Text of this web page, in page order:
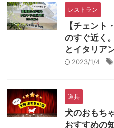
レストラン
【チェント
のすぐ近く
とイタリア
2023/1/4
道具
犬のおもち
おすすめの